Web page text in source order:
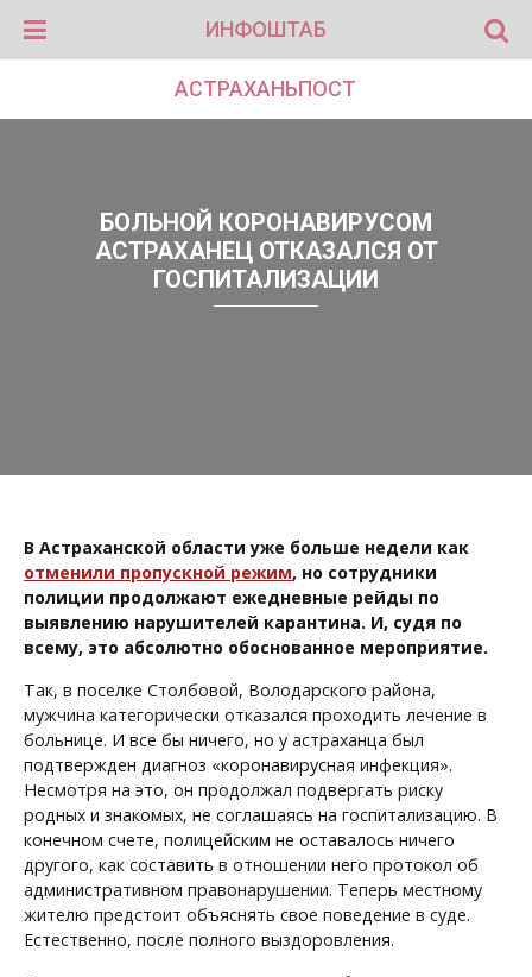
ИНФОШТАБ
АСТРАХАНЬПОСТ
БОЛЬНОЙ КОРОНАВИРУСОМ
АСТРАХАНЕЦ ОТКАЗАЛСЯ ОТ
ГОСПИТАЛИЗАЦИИ
В Астраханской области уже больше недели как
отменили пропускной режим, но сотрудники
полиции продолжают ежедневные рейды по
выявлению нарушителей карантина. И, судя по
всему, это абсолютно обоснованное мероприятие.
Так, в поселке Столбовой, Володарского района,
мужчина категорически отказался проходить лечение в
больнице. И все бы ничего, но у астраханца был
подтвержден диагноз «коронавирусная инфекция».
Несмотря на это, он продолжал подвергать риску
родных и знакомых, не соглашаясь на госпитализацию. В
конечном счете, полицейским не оставалось ничего
другого, как составить в отношении него протокол об
административном правонарушении. Теперь местному
жителю предстоит объяснять свое поведение в суде.
Естественно, после полного выздоровления.